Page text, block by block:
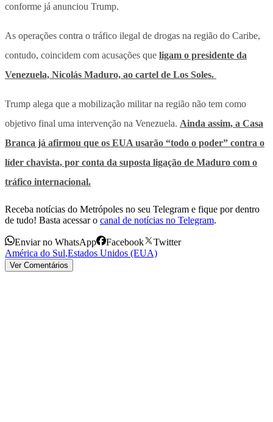
conforme já anunciou Trump.
As operações contra o tráfico ilegal de drogas na região do Caribe,
contudo, coincidem com acusações que ligam o presidente da
Venezuela, Nicolás Maduro, ao cartel de Los Soles.
Trump alega que a mobilização militar na região não tem como
objetivo final uma intervenção na Venezuela. Ainda assim, a Casa
Branca já afirmou que os EUA usarão “todo o poder” contra o
líder chavista, por conta da suposta ligação de Maduro com o
tráfico internacional.
Receba notícias do Metrópoles no seu Telegram e fique por dentro
de tudo! Basta acessar o canal de notícias no Telegram.
Enviar no WhatsApp Facebook
Twitter
América do Sul,Estados Unidos (EUA)
Ver Comentários